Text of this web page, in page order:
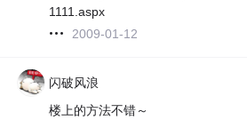
1111.aspx
2009-01-12
闪破风浪
楼上的方法不错～